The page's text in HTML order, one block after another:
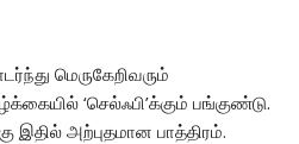
மெருகேறிவரும்
‘செல்ஃபி’க்கும் பங்குண்டு.
இதில் அற்புதமான பாத்திரம்.